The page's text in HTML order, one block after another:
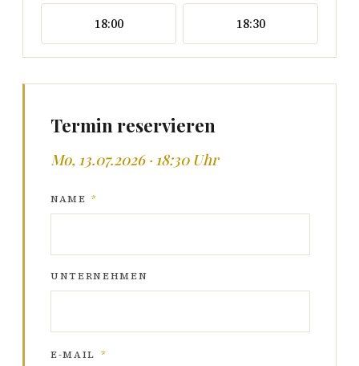
18:00 18:30
Termin reservieren
Mo, 13.07.2026 · 18:30 Uhr
NAME *
UNTERNEHMEN
E-MAIL *